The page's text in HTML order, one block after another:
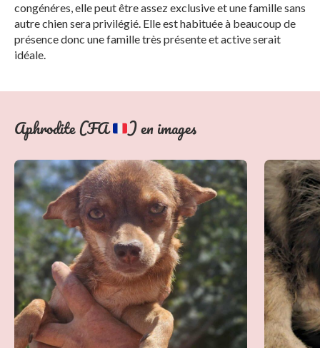
congénéres, elle peut être assez exclusive et une famille sans
autre chien sera privilégié. Elle est habituée à beaucoup de
présence donc une famille très présente et active serait
idéale.
Aphrodite (FA ) en images